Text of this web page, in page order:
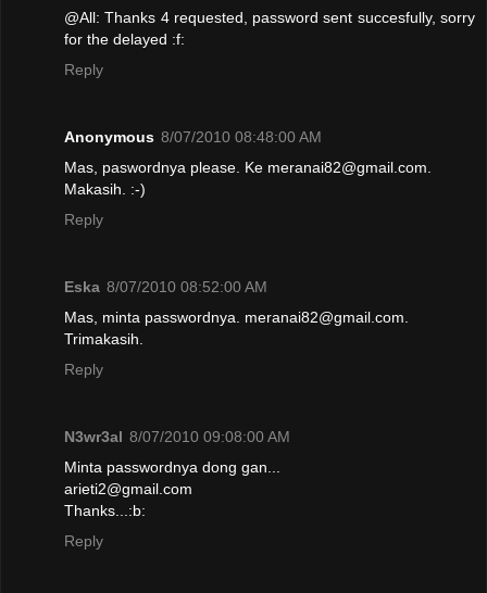
@All: Thanks 4 requested, password sent succesfully, sorry
for the delayed :f:
Reply
Anonymous 8/07/2010 08:48:00 AM
Mas, paswordnya please. Ke meranai82@gmail.com.
Makasih. :-)
Reply
Eska 8/07/2010 08:52:00 AM
Mas, minta passwordnya. meranai82@gmail.com.
Trimakasih.
Reply
N3wr3al 8/07/2010 09:08:00 AM
Minta passwordnya dong gan...
arieti2@gmail.com
Thanks...:b:
Reply